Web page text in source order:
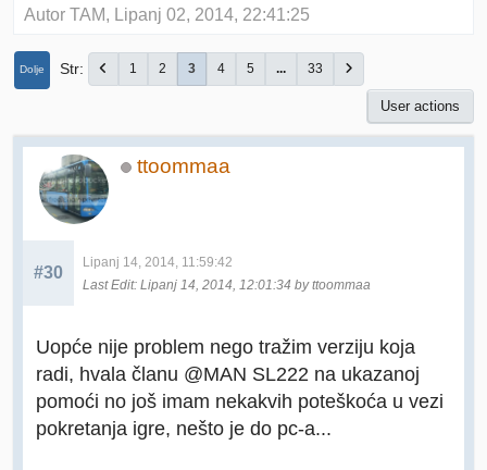
Autor TAM, Lipanj 02, 2014, 22:41:25
Dolje Str 1 2 3 4 5 ... 33
User actions
ttoommaa
#30
Lipanj 14, 2014, 11:59:42
Last Edit: Lipanj 14, 2014, 12:01:34 by ttoommaa
Uopće nije problem nego tražim verziju koja
radi, hvala članu @MAN SL222 na ukazanoj
pomoći no još imam nekakvih poteškoća u vezi
pokretanja igre, nešto je do pc-a...